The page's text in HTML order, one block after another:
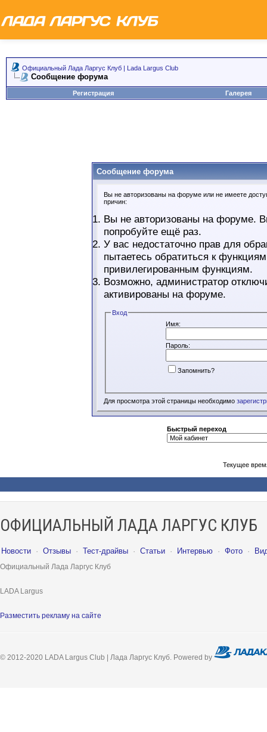
Официальный Лада Ларгус Клуб | Lada Largus Club
Сообщение форума
Регистрация Галерея
Сообщение форума
Вы не авторизованы на форуме или не имеете
причин:
Вы не авторизованы на форуме.
попробуйте ещё раз.
У вас недостаточно прав для
пытаетесь обратиться к
привилегированным функциям.
Возможно, администратор
активированы на форуме.
Вход
Имя:
Пароль:
Запомнить?
Для просмотра этой страницы необходимо
Быстрый переход
Текущее
ОФИЦИАЛЬНЫЙ ЛАДА ЛАРГУС КЛУБ
Новости · Отзывы · Тест-драйвы · Статьи · Интервью · Фото ·
Официальный Лада Ларгус Клуб
LADA Largus
Разместить рекламу на сайте
© 2012-2020 LADA Largus Club | Лада Ларгус Клуб. Powered by